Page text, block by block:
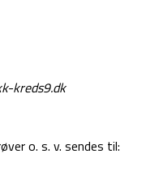
kreds9.dk
o. s. v. sendes til: